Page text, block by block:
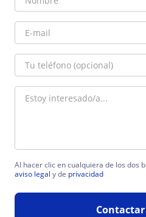
Al hacer clic en cualquiera de los dos
aviso legal y de privacidad